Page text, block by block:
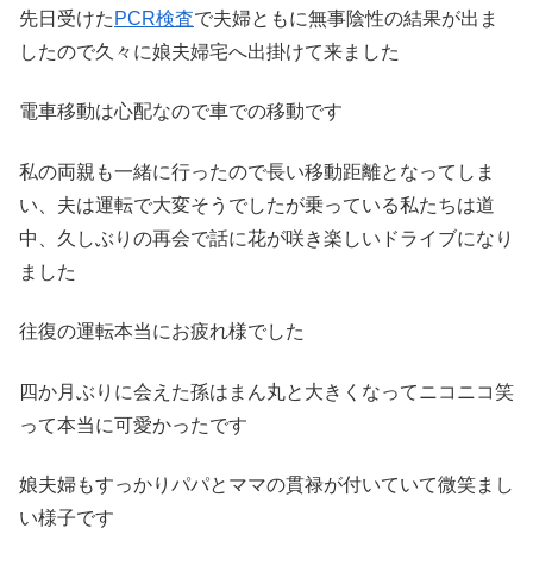
先日受けた PCR検査で夫婦ともに無事陰性の結果が出ま
したので久々に娘夫婦宅へ出掛けて来ました
電車移動は心配なので車での移動です
私の両親も一緒に行ったので長い移動距離となってしま
い、夫は運転で大変そうでしたが乗っている私たちは道
中、久しぶりの再会で話に花が咲き楽しいドライブになり
ました
往復の運転本当にお疲れ様でした
四か月ぶりに会えた孫はまん丸と大きくなってニコニコ笑
って本当に可愛かったです
娘夫婦もすっかりパパとママの貫禄が付いていて微笑まし
い様子です